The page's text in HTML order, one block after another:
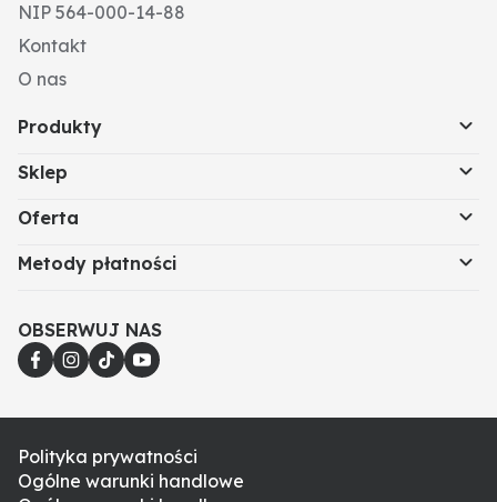
NIP 564-000-14-88
Kontakt
O nas
Produkty
Sklep
Oferta
Metody płatności
OBSERWUJ NAS
Polityka prywatności
Ogólne warunki handlowe